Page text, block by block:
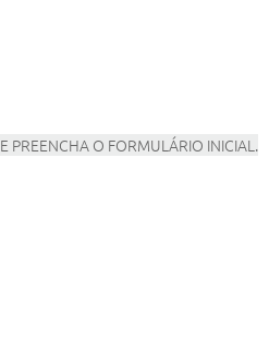
E PREENCHA O FORMULÁRIO INICIAL.